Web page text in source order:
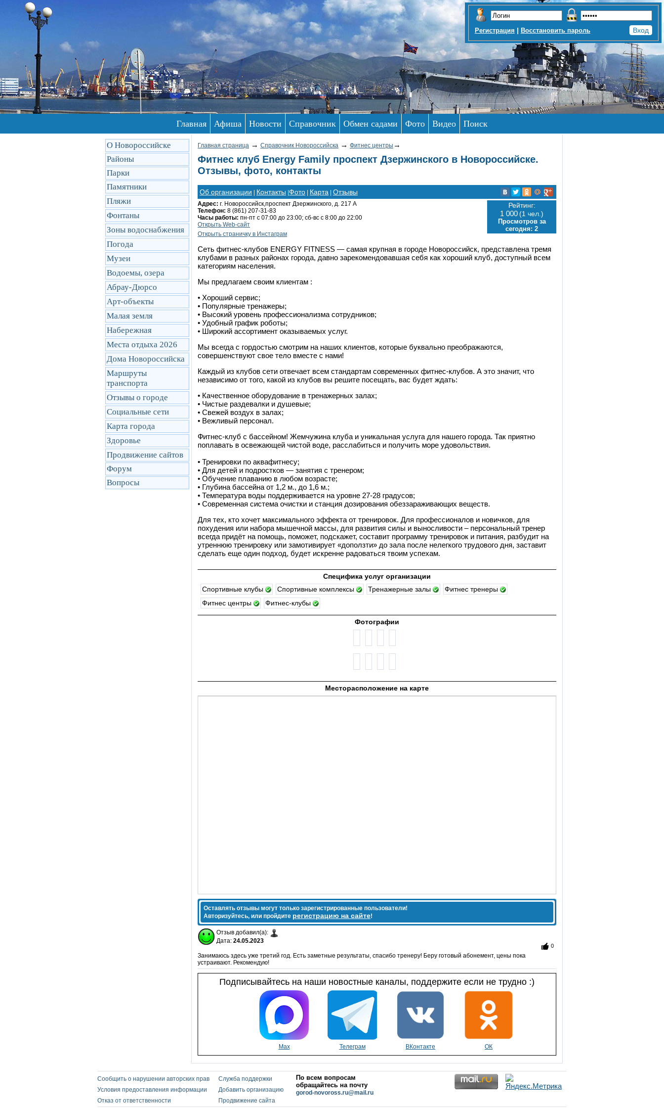
Регистрация | Восстановить пароль
Главная Афиша Новости Справочник Обмен садами Фото Видео Поиск
О Новороссийске
Районы
Парки
Памятники
Пляжи
Фонтаны
Зоны водоснабжения
Погода
Музеи
Водоемы, озера
Абрау-Дюрсо
Арт-объекты
Малая земля
Набережная
Места отдыха 2026
Дома Новороссийска
Маршруты
транcпорта
Отзывы о городе
Социальные сети
Карта города
Здоровье
Продвижение сайтов
Форум
Вопросы
Главная страница → Справочник Новороссийска → Фитнес центры →
Фитнес клуб Energy Family проспект Дзержинского в Новороссийске.
Отзывы, фото, контакты
Об организации Контакты Фото Карта Отзывы
Адрес: г. Новороссийск,проспект Дзержинского, д. 217 А
Телефон: 8 (861) 207-31-83
Часы работы: пн-пт с 07:00 до 23:00; сб-вс с 8:00 до 22:00
Открыть Web-сайт
Открыть cтраничку в Инстаграм
Рейтинг:
1 000(1 чел.)
Просмотров за
сегодня: 2
Сеть фитнес-клубов ENERGY FITNESS — самая крупная в городе Новороссийск, представлена тремя
клубами в разных районах города, давно зарекомендовавшая себя как хороший клуб, доступный всем
категориям населения.
Мы предлагаем своим клиентам :
• Хороший сервис;
• Популярные тренажеры;
• Высокий уровень профессионализма сотрудников;
• Удобный график роботы;
• Широкий ассортимент оказываемых услуг.
Мы всегда с гордостью смотрим на наших клиентов, которые буквально преображаются,
совершенствуют свое тело вместе с нами!
Каждый из клубов сети отвечает всем стандартам современных фитнес-клубов. А это значит, что
независимо от того, какой из клубов вы решите посещать, вас будет ждать:
• Качественное оборудование в тренажерных залах;
• Чистые раздевалки и душевые;
• Свежей воздух в залах;
• Вежливый персонал.
Фитнес-клуб с бассейном! Жемчужина клуба и уникальная услуга для нашего города. Так приятно
поплавать в освежающей чистой воде, расслабиться и получить море удовольствия.
• Тренировки по аквафитнесу;
• Для детей и подростков — занятия с тренером;
• Обучение плаванию в любом возрасте;
• Глубина бассейна от 1,2 м., до 1,6 м.;
• Температура воды поддерживается на уровне 27-28 градусов;
• Современная система очистки и станция дозирования обеззараживающих веществ.
Для тех, кто хочет максимального эффекта от тренировок. Для профессионалов и новичков, для
похудения или набора мышечной массы, для развития силы и выносливости – персональный тренер
всегда придёт на помощь, поможет, подскажет, составит программу тренировок и питания, разбудит на
утреннюю тренировку или замотивирует «доползти» до зала после нелегкого трудового дня, заставит
сделать еще один подход, будет искренне радоваться твоим успехам.
Специфика услуг организации
Спортивные клубы
Спортивные комплексы Тренажерные залы
Фитнес тренеры
Фитнес центры
Фитнес-клубы
Фотографии
Месторасположение на карте
Оставлять отзывы могут только зарегистрированные пользователи!
Авторизуйтесь, или пройдите регистрацию на сайте!
Отзыв добавил(а):
Дата: 24.05.2023
Занимаюсь здесь уже третий год. Есть заметные результаты, спасибо тренеру! Беру готовый абонемент, цены пока
устраивают. Рекомендую!
0
Подписывайтесь на наши новостные каналы, поддержите если не трудно :)
Max Телеграм ВКонтакте ОК
Сообщить о нарушении авторских прав
Условия предоставления информации
Отказ от ответственности
Служба поддержки
Добавить организацию
Продвижение сайта
По всем вопросам
обращайтесь на почту
gorod-novoross.ru@mail.ru